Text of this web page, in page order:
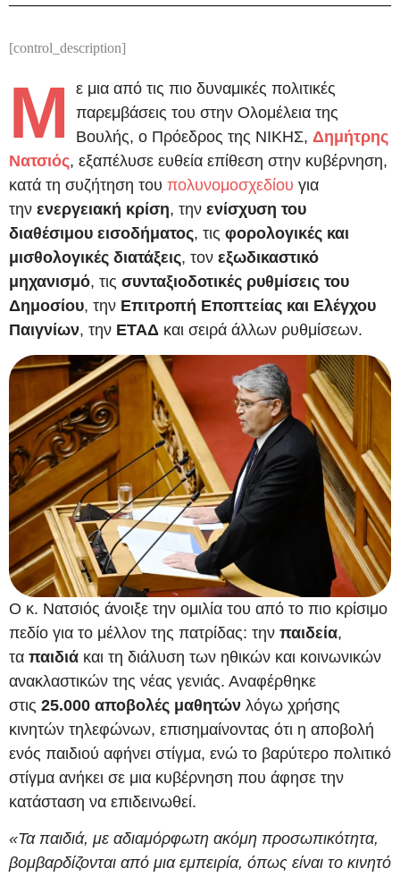
[control_description]
Μ
ε μια από τις πιο δυναμικές πολιτικές
παρεμβάσεις του στην Ολομέλεια της
Βουλής, ο Πρόεδρος της ΝΙΚΗΣ, Δημήτρης
Νατσιός, εξαπέλυσε ευθεία επίθεση στην κυβέρνηση,
κατά τη συζήτηση του πολυνομοσχεδίου για
την ενεργειακή κρίση, την ενίσχυση του
διαθέσιμου εισοδήματος, τις φορολογικές και
μισθολογικές διατάξεις, τον εξωδικαστικό
μηχανισμό, τις συνταξιοδοτικές ρυθμίσεις του
Δημοσίου, την Επιτροπή Εποπτείας και Ελέγχου
Παιγνίων, την ΕΤΑΔ και σειρά άλλων ρυθμίσεων.
Ο κ. Νατσιός άνοιξε την ομιλία του από το πιο κρίσιμο
πεδίο για το μέλλον της πατρίδας: την παιδεία,
τα παιδιά και τη διάλυση των ηθικών και κοινωνικών
ανακλαστικών της νέας γενιάς. Αναφέρθηκε
στις 25.000 αποβολές μαθητών λόγω χρήσης
κινητών τηλεφώνων, επισημαίνοντας ότι η αποβολή
ενός παιδιού αφήνει στίγμα, ενώ το βαρύτερο πολιτικό
στίγμα ανήκει σε μια κυβέρνηση που άφησε την
κατάσταση να επιδεινωθεί.
«Τα παιδιά, με αδιαμόρφωτη ακόμη προσωπικότητα,
βομβαρδίζονται από μια εμπειρία, όπως είναι το κινητό